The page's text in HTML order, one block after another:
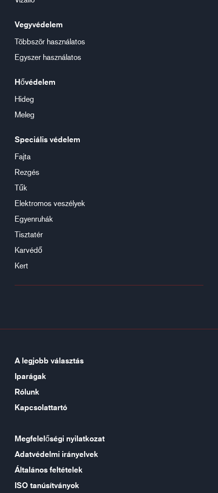
Vegyvédelem
Többször használatos
Egyszer használatos
Hővédelem
Hideg
Meleg
Speciális védelem
Fajta
Rezgés
Tűk
Elektromos veszélyek
Egyenruhák
Tisztatér
Karvédő
Kert
A legjobb választás
Iparágak
Rólunk
Kapcsolattartó
Megfelelőségi nyilatkozat
Adatvédelmi irányelvek
Általános feltételek
ISO tanúsítványok